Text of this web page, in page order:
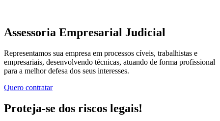
Assessoria Empresarial Judicial
Representamos sua empresa em processos cíveis, trabalhistas e
empresariais, desenvolvendo técnicas, atuando de forma profissional
para a melhor defesa dos seus interesses.
Quero contratar
Proteja-se dos riscos legais!